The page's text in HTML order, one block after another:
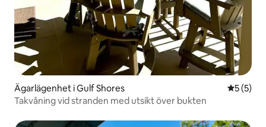
Ägarlägenhet i Gulf Shores 5 av 5 i
5 (5)
Takvåning vid stranden med utsikt över bukten